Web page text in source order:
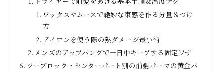
ワックスやムースで絶妙な束感を作る分量＆つけ
方
アイロンを使う際の熱ダメージ最小術
メンズのアップバングで一日中キープする固定ワザ
ツーブロック・センターパート別の前髪パーマの黄金バ